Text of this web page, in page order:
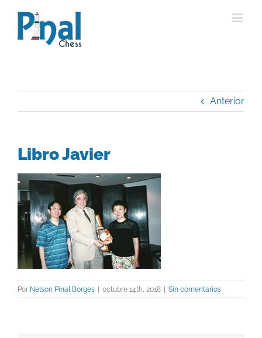
contenido
Anterior
Libro Javier
Por Nelson Pinal Borges | octubre 14th, 2018 | Sin comentarios